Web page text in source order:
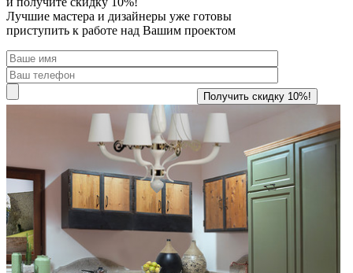
Лучшие мастера и дизайнеры уже готовы
приступить к работе над Вашим проектом